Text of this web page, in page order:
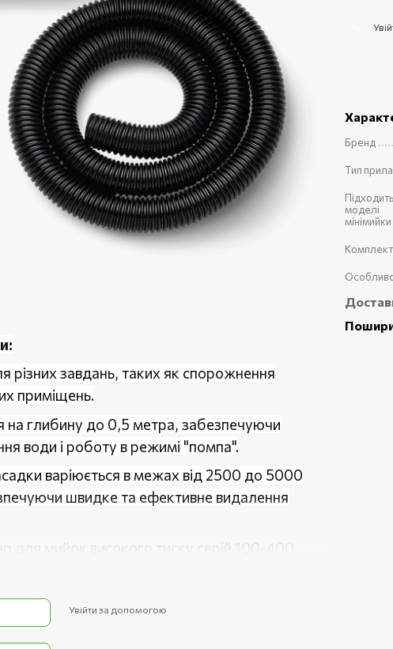
різних завдань, таких як спорожнення
приміщень.
на глибину до 0,5 метра, забезпечуючи
води і роботу в режимі "помпа".
варіюється в межах від 2500 до 5000
швидке та ефективне видалення
для мийок високого тиску серій 100-400,
і простоту використання.
Увійти за допомогою
Бренд
Тип
моделі
мінімийки